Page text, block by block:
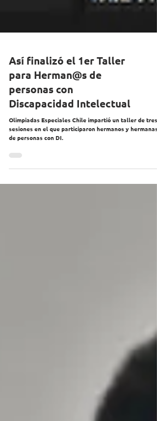
Así finalizó el 1er Taller
para Herman@s de
personas con
Discapacidad Intelectual
Olimpiadas Especiales Chile impartió un taller de tres
sesiones en el que participaron hermanos y hermanas